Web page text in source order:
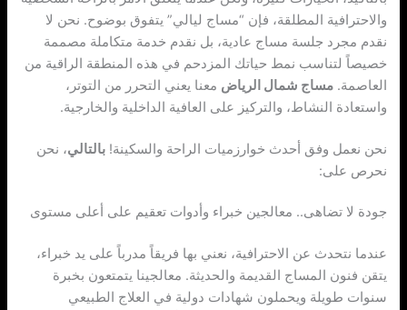
والاحترافية المطلقة، فإن “مساج ليالي” يتفوق بوضوح. نحن لا
نقدم مجرد جلسة مساج عادية، بل نقدم خدمة متكاملة مصممة
خصيصاً لتناسب نمط حياتك المزدحم في هذه المنطقة الراقية من
العاصمة.مساج شمال الرياض معنا يعني التحرر من التوتر،
واستعادة النشاط، والتركيز على العافية الداخلية والخارجية.
نحن نعمل وفق أحدث خوارزميات الراحة والسكينة!بالتالي، نحن
نحرص على:
جودة لا تضاهى.. معالجين خبراء وأدوات تعقيم على أعلى مستوى
عندما نتحدث عن الاحترافية، نعني بها فريقاً مدرباً على يد خبراء،
يتقن فنون المساج القديمة والحديثة. معالجينا يتمتعون بخبرة
سنوات طويلة ويحملون شهادات دولية في العلاج الطبيعي